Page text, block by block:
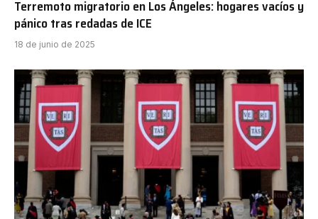
Terremoto migratorio en Los Ángeles: hogares vacíos y
pánico tras redadas de ICE
18 de junio de 2025